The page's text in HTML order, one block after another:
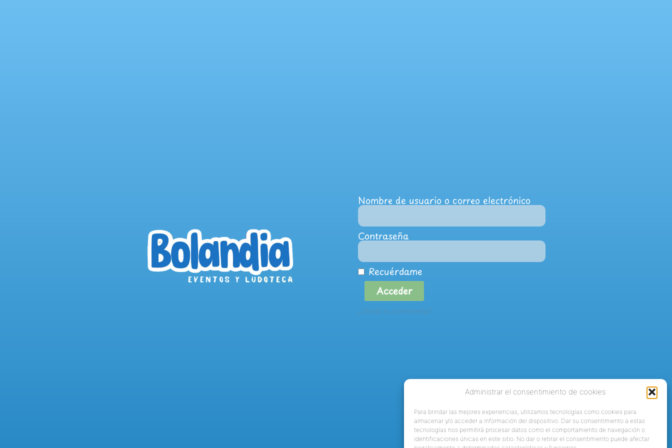
Administrar el consentimiento de cookies
Para brindar las mejores experiencias, utilizamos tecnologías como cookies para
almacenar y/o acceder a información del dispositivo. Dar su consentimiento a estas
tecnologías nos permitirá procesar datos como el comportamiento de navegación o
identificaciones únicas en este sitio. No dar o retirar el consentimiento puede afectar
Nombre de usuario o correo electrónico
Contraseña
Recuérdame
Acceder
¿Olvidó su contraseña?